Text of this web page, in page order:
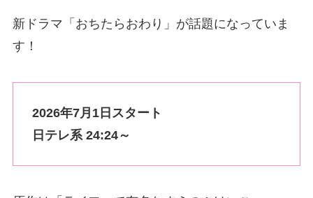
新ドラマ「おちたらおわり」が話題になっていま
す！
2026年7月1日スタート
日テレ系 24:24～